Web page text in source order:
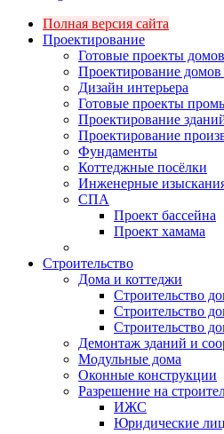
Полная версия сайта
Проектирование
Готовые проекты
Проектирование домов
Дизайн интерьера
Готовые проекты
Проектирование
Проектирование
Фундаменты
Коттеджные посёлки
Инженерные
СПА
Проект бассейна
Проект хамама
Строительство
Дома и коттеджи
Строительство
Строительство
Строительство
Демонтаж зданий и
Модульные дома
Оконные конструкции
Разрешение на
ИЖС
Юридические